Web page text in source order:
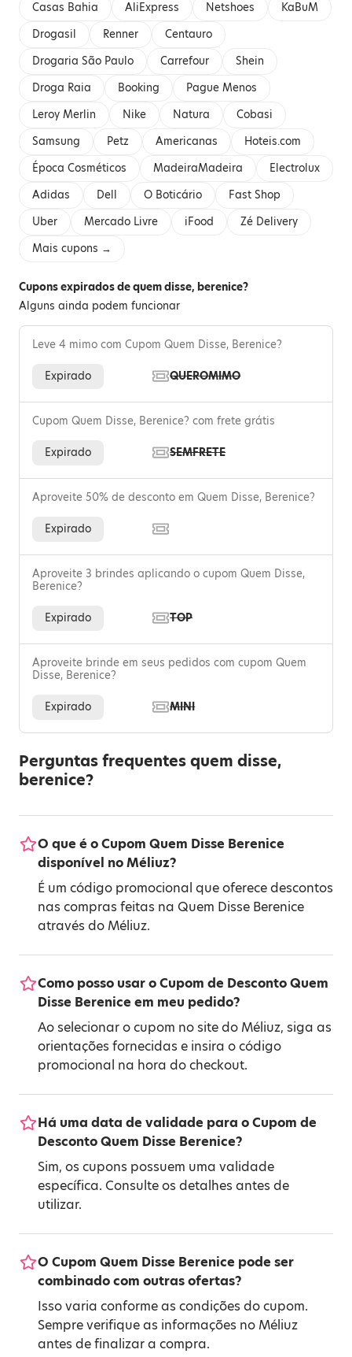
Casas Bahia AliExpress Netshoes
KaBuM
Drogasil
Renner
Centauro
Drogaria São Paulo
Carrefour
Shein
Droga Raia
Booking
Pague Menos
Leroy Merlin
Nike Natura
Cobasi
Samsung
Petz Americanas
Hoteis.com
Época Cosméticos
MadeiraMadeira
Electrolux
Adidas
Dell O Boticário
Fast Shop
Uber
Mercado Livre iFood
Zé Delivery
Mais cupons →
Cupons expirados de quem disse, berenice?
Alguns ainda podem funcionar
Leve 4 mimo com Cupom Quem Disse, Berenice?
Expirado QUEROMIMO
Cupom Quem Disse, Berenice? com frete grátis
Expirado SEMFRETE
Aproveite 50% de desconto em Quem Disse, Berenice?
Expirado
Aproveite 3 brindes aplicando o cupom Quem Disse,
Berenice?
Expirado TOP
Aproveite brinde em seus pedidos com cupom Quem
Disse, Berenice?
Expirado MINI
Perguntas frequentes quem disse,
berenice?
O que é o Cupom Quem Disse Berenice
disponível no Méliuz?
É um código promocional que oferece descontos
nas compras feitas na Quem Disse Berenice
através do Méliuz.
Como posso usar o Cupom de Desconto Quem
Disse Berenice em meu pedido?
Ao selecionar o cupom no site do Méliuz, siga as
orientações fornecidas e insira o código
promocional na hora do checkout.
Há uma data de validade para o Cupom de
Desconto Quem Disse Berenice?
Sim, os cupons possuem uma validade
específica. Consulte os detalhes antes de
utilizar.
O Cupom Quem Disse Berenice pode ser
combinado com outras ofertas?
Isso varia conforme as condições do cupom.
Sempre verifique as informações no Méliuz
antes de finalizar a compra.